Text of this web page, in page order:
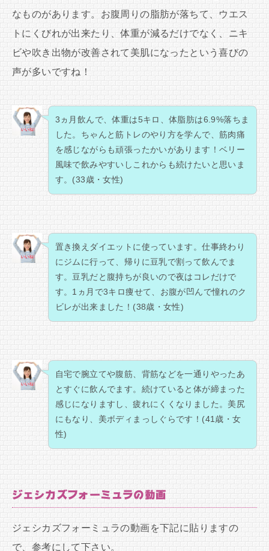
なものがあります。お腹周りの脂肪が落ちて、ウエス
トにくびれが出来たり、体重が減るだけでなく、ニキ
ビや吹き出物が改善されて美肌になったという喜びの
声が多いですね！
3ヵ月飲んで、体重は5キロ、体脂肪は6.9%落ちま
した。ちゃんと筋トレのやり方を学んで、筋肉痛
を感じながらも頑張ったかいがあります！ベリー
風味で飲みやすいしこれからも続けたいと思いま
す。(33歳・女性)
置き換えダイエットに使っています。仕事終わり
にジムに行って、帰りに豆乳で割って飲んでま
す。豆乳だと腹持ちが良いので夜はコレだけで
す。1ヵ月で3キロ痩せて、お腹が凹んで憧れのク
ビレが出来ました！(38歳・女性)
自宅で腕立てや腹筋、背筋などを一通りやったあ
とすぐに飲んでます。続けていると体が締まった
感じになりますし、疲れにくくなりました。美尻
にもなり、美ボディまっしぐらです！(41歳・女
性)
ジェシカズフォーミュラの動画
ジェシカズフォーミュラの動画を下記に貼りますの
で、参考にして下さい。